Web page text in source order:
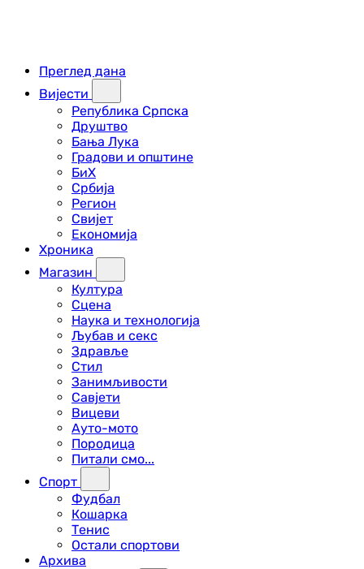
Преглед дана
Вијести
Република Српска
Друштво
Бања Лука
Градови и општине
БиХ
Србија
Регион
Свијет
Економија
Хроника
Магазин
Култура
Сцена
Наука и технологија
Љубав и секс
Здравље
Стил
Занимљивости
Савјети
Вицеви
Ауто-мото
Породица
Питали смо...
Спорт
Фудбал
Кошарка
Тенис
Остали спортови
Архива